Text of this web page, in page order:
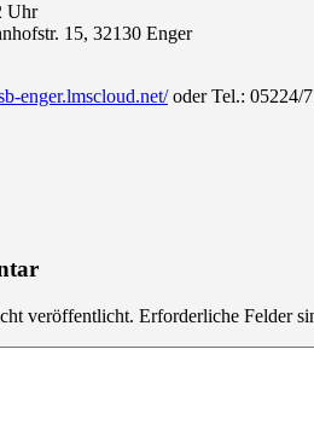
Uhr
15, 32130 Enger
enger.lmscloud.net/oder Tel.: 05224/
veröffentlicht. Erforderliche Felder